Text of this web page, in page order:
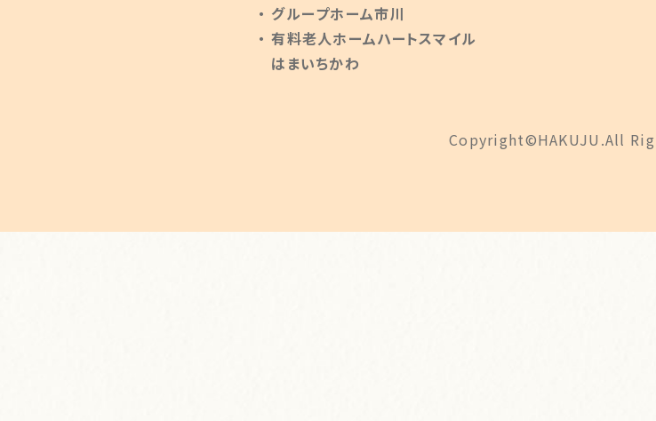
グループホーム市川
有料老人ホームハートスマイル
はまいちかわ
Copyright©HAKUJU.All